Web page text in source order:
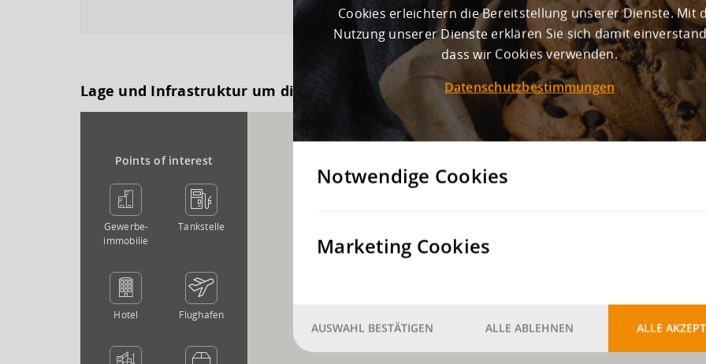
Lage und Infrastruktur um dieses Gewerbegebiet
Points of interest
Gewerbe­
immobilie
Tankstelle
Hotel Flughafen
Cookies erleichtern die Bereitstellung unserer Dienste. Mit
Nutzung unserer Dienste erklären Sie sich damit
dass wir Cookies verwenden.
Datenschutzbestimmungen
Notwendige Cookies
Marketing Cookies
AUSWAHL BESTÄTIGEN ALLE ABLEHNEN ALLE